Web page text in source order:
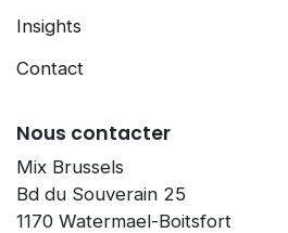
Insights
Contact
Nous contacter
Mix Brussels
Bd du Souverain 25
1170 Watermael-Boitsfort